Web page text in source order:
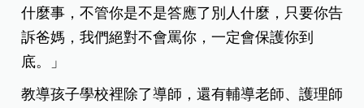
什麼事，不管你是不是答應了別人什麼，只要你告
訴爸媽，我們絕對不會罵你，一定會保護你到
底。」
教導孩子學校裡除了導師，還有輔導老師、護理師